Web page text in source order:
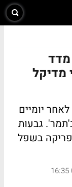
מדד
די מדיקל
צנחה לאחר יומיים
גבעות
גלוב צללה 10%, אפריקה בשפל